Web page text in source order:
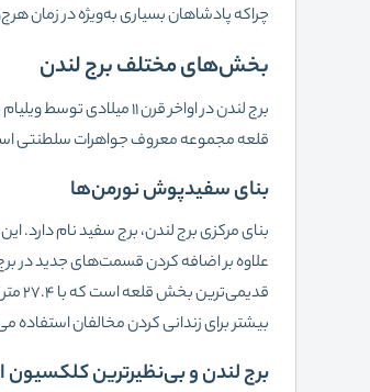
چراکه پادشاهان بسیاری به‌ویژه در زمان
بخش‌های مختلف برج لندن
قلعه مجموعه معروف جواهرات سلطنتی
بنای سفیدپوش نورمن‌ها
علاوه بر اضافه کردن قسمت‌های جدید در
بیشتر برای زندانی کردن مخالفان
برج لندن و بی‌نظیرترین